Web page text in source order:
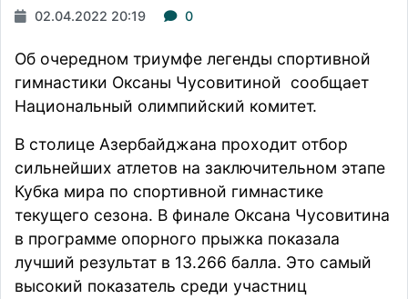
02.04.2022 20:19 0
Об очередном триумфе легенды спортивной
гимнастики Оксаны Чусовитиной сообщает
Национальный олимпийский комитет.
В столице Азербайджана проходит отбор
сильнейших атлетов на заключительном этапе
Кубка мира по спортивной гимнастике
текущего сезона. В финале Оксана Чусовитина
в программе опорного прыжка показала
лучший результат в 13.266 балла. Это самый
высокий показатель среди участниц